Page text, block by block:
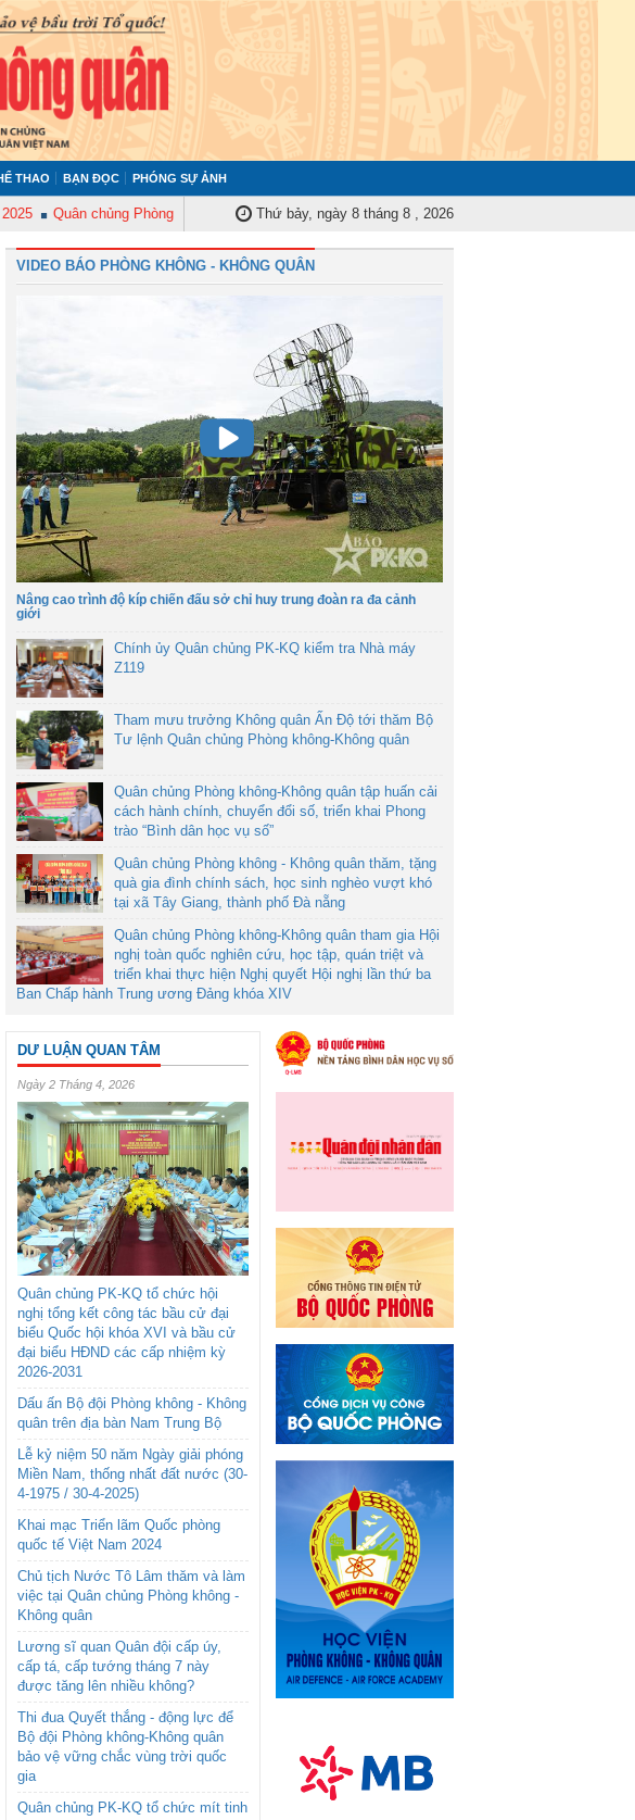
THAO BẠN ĐỌC PHÓNG SỰ ẢNH
chủng Phòng không - Không quân bế mạc Diễn tập chiến thuật vòng tổng hợp phân đội Tên
Thứ bảy, ngày 8 tháng 8 , 2026
VIDEO BÁO PHÒNG KHÔNG - KHÔNG QUÂN
Nâng cao trình độ kíp chiến đấu sở chỉ huy trung đoàn ra đa cảnh
giới
Chính ủy Quân chủng PK-KQ kiểm tra Nhà máy
Z119
Tham mưu trưởng Không quân Ấn Độ tới thăm Bộ
Tư lệnh Quân chủng Phòng không-Không quân
Quân chủng Phòng không-Không quân tập huấn cải
cách hành chính, chuyển đổi số, triển khai Phong
trào “Bình dân học vụ số”
Quân chủng Phòng không - Không quân thăm, tặng
quà gia đình chính sách, học sinh nghèo vượt khó
tại xã Tây Giang, thành phố Đà nẵng
Quân chủng Phòng không-Không quân tham gia Hội
nghị toàn quốc nghiên cứu, học tập, quán triệt và
triển khai thực hiện Nghị quyết Hội nghị lần thứ ba
Ban Chấp hành Trung ương Đảng khóa XIV
DƯ LUẬN QUAN TÂM
Ngày 2 Tháng 4, 2026
Quân chủng PK-KQ tổ chức hội
nghị tổng kết công tác bầu cử đại
biểu Quốc hội khóa XVI và bầu cử
đại biểu HĐND các cấp nhiệm kỳ
2026-2031
Dấu ấn Bộ đội Phòng không - Không
quân trên địa bàn Nam Trung Bộ
Lễ kỷ niệm 50 năm Ngày giải phóng
Miền Nam, thống nhất đất nước (30-
4-1975 / 30-4-2025)
Khai mạc Triển lãm Quốc phòng
quốc tế Việt Nam 2024
Chủ tịch Nước Tô Lâm thăm và làm
việc tại Quân chủng Phòng không -
Không quân
Lương sĩ quan Quân đội cấp úy,
cấp tá, cấp tướng tháng 7 này
được tăng lên nhiều không?
Thi đua Quyết thắng - động lực để
Bộ đội Phòng không-Không quân
bảo vệ vững chắc vùng trời quốc
gia
Quân chủng PK-KQ tổ chức mít tinh